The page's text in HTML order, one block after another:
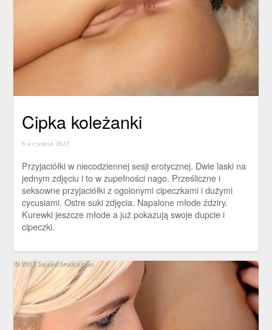
Cipka koleżanki
6 września 2015
Przyjaciółki w niecodziennej sesji erotycznej. Dwie laski na
jednym zdjęciu i to w zupełności nago. Prześliczne i
seksowne przyjaciółki z ogolonymi cipeczkami i dużymi
cycusiami. Ostre suki zdjęcia. Napalone młode ździry.
Kurewki jeszcze młode a już pokazują swoje dupcie i
cipeczki.